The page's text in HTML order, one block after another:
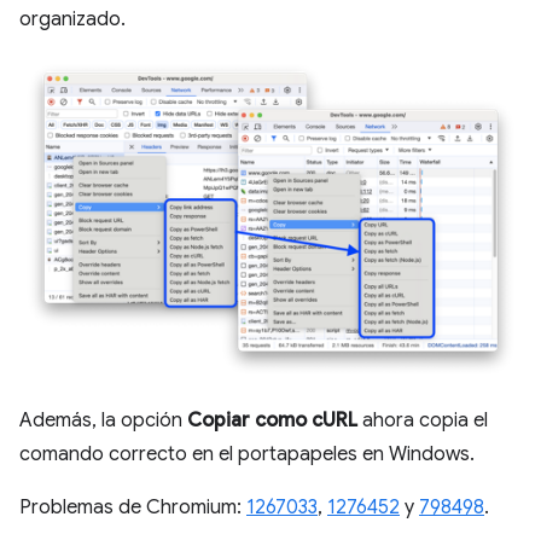
organizado.
Además, la opción Copiar como cURLahora copia el
comando correcto en el portapapeles en Windows.
Problemas de Chromium: 1267033, 1276452 y 798498.